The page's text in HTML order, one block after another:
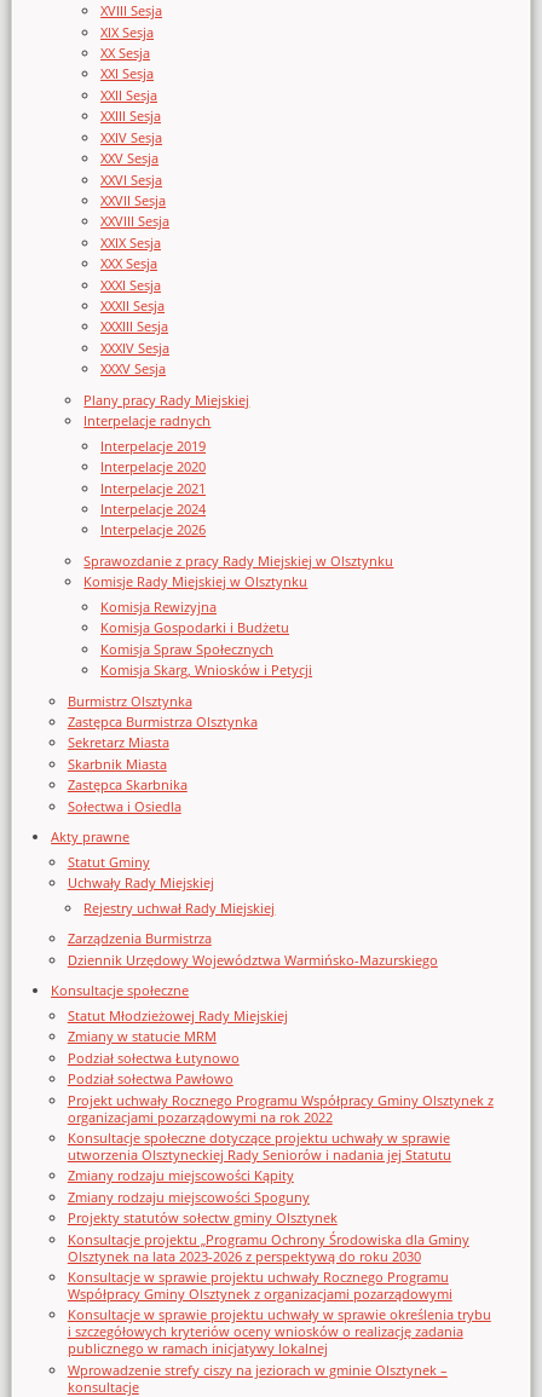
XVIII Sesja
XIX Sesja
XX Sesja
XXI Sesja
XXII Sesja
XXIII Sesja
XXIV Sesja
XXV Sesja
XXVI Sesja
XXVII Sesja
XXVIII Sesja
XXIX Sesja
XXX Sesja
XXXI Sesja
XXXII Sesja
XXXIII Sesja
XXXIV Sesja
XXXV Sesja
Plany pracy Rady Miejskiej
Interpelacje radnych
Interpelacje 2019
Interpelacje 2020
Interpelacje 2021
Interpelacje 2024
Interpelacje 2026
Sprawozdanie z pracy Rady Miejskiej w Olsztynku
Komisje Rady Miejskiej w Olsztynku
Komisja Rewizyjna
Komisja Gospodarki i Budżetu
Komisja Spraw Społecznych
Komisja Skarg, Wniosków i Petycji
Burmistrz Olsztynka
Zastępca Burmistrza Olsztynka
Sekretarz Miasta
Skarbnik Miasta
Zastępca Skarbnika
Sołectwa i Osiedla
Akty prawne
Statut Gminy
Uchwały Rady Miejskiej
Rejestry uchwał Rady Miejskiej
Zarządzenia Burmistrza
Dziennik Urzędowy Województwa Warmińsko-Mazurskiego
Konsultacje społeczne
Statut Młodzieżowej Rady Miejskiej
Zmiany w statucie MRM
Podział sołectwa Łutynowo
Podział sołectwa Pawłowo
Projekt uchwały Rocznego Programu Współpracy Gminy Olsztynek z
organizacjami pozarządowymi na rok 2022
Konsultacje społeczne dotyczące projektu uchwały w sprawie
utworzenia Olsztyneckiej Rady Seniorów i nadania jej Statutu
Zmiany rodzaju miejscowości Kąpity
Zmiany rodzaju miejscowości Spoguny
Projekty statutów sołectw gminy Olsztynek
Konsultacje projektu „Programu Ochrony Środowiska dla Gminy
Olsztynek na lata 2023-2026 z perspektywą do roku 2030
Konsultacje w sprawie projektu uchwały Rocznego Programu
Współpracy Gminy Olsztynek z organizacjami pozarządowymi
Konsultacje w sprawie projektu uchwały w sprawie określenia trybu
i szczegółowych kryteriów oceny wniosków o realizację zadania
publicznego w ramach inicjatywy lokalnej
Wprowadzenie strefy ciszy na jeziorach w gminie Olsztynek –
konsultacje